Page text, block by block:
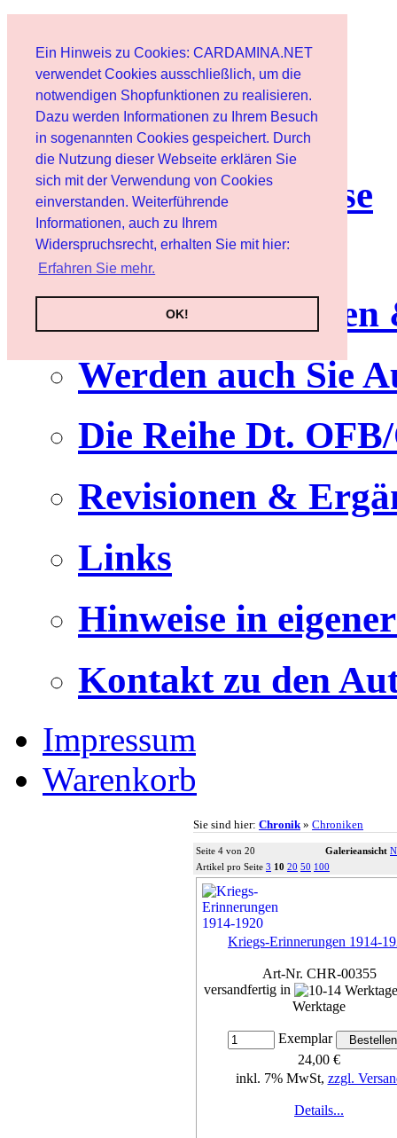
Ein Hinweis zu Cookies: CARDAMINA.NET
verwendet Cookies ausschließlich, um die
notwendigen Shopfunktionen zu realisieren.
Dazu werden Informationen zu Ihrem Besuch
in sogenannten Cookies gespeichert. Durch
die Nutzung dieser Webseite erklären Sie
sich mit der Verwendung von Cookies
einverstanden. Weiterführende
Informationen, auch zu Ihrem
Widerspruchsrecht, erhalten Sie mit hier:
Erfahren Sie mehr.
OK!
Benutzer
Newsletter
Nutzungshinweise
Service
Werden auch Sie
Die Reihe Dt.
Revisionen &
Links
Hinweise in
Kontakt zu den
Impressum
Warenkorb
Sie sind hier: Chronik » Chroniken
Seite 4 von 20 Galerieansicht
Artikel pro Seite 3 10 20 50 100
Kriegs-Erinnerungen 1914-
Art-Nr. CHR-00355
versandfertig in
Werktage
Exemplar
24,00 €
inkl. 7% MwSt, zzgl.
Details...